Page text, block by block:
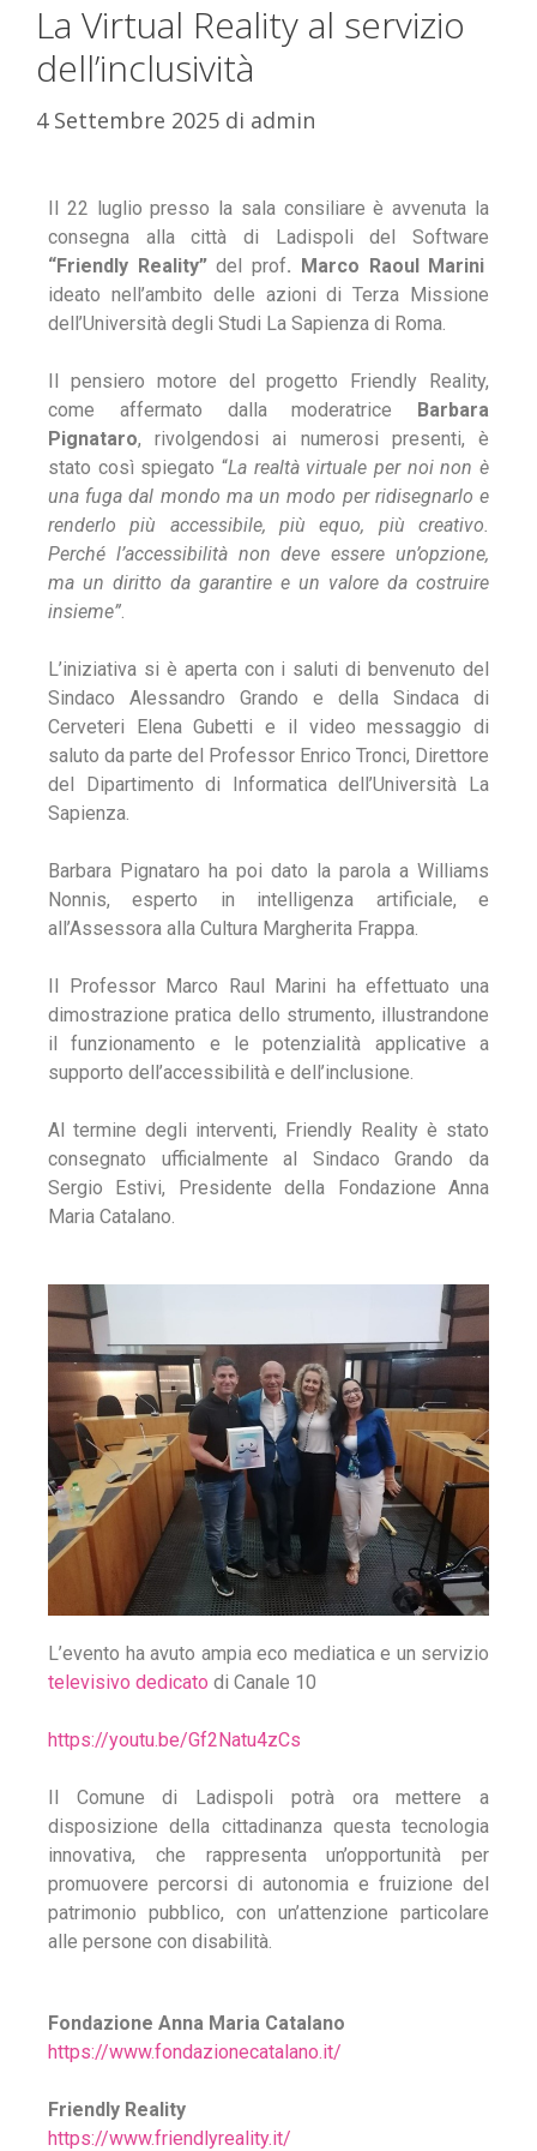
La Virtual Reality al servizio
dell’inclusività
4 Settembre 2025 di admin
Il 22 luglio presso la sala consiliare è avvenuta la
consegna alla città di Ladispoli del Software
“Friendly Reality”del prof. Marco Raoul Marini
ideato nell’ambito delle azioni di Terza Missione
dell’Università degli Studi La Sapienza di Roma.
Il pensiero motore del progetto Friendly Reality,
come affermato dalla moderatrice Barbara
Pignataro, rivolgendosi ai numerosi presenti, è
stato così spiegato “La realtà virtuale per noi non è
una fuga dal mondo ma un modo per ridisegnarlo e
renderlo più accessibile, più equo, più creativo.
Perché l’accessibilità non deve essere un’opzione,
ma un diritto da garantire e un valore da costruire
insieme”.
L’iniziativa si è aperta con i saluti di benvenuto del
Sindaco Alessandro Grando e della Sindaca di
Cerveteri Elena Gubetti e il video messaggio di
saluto da parte del Professor Enrico Tronci, Direttore
del Dipartimento di Informatica dell’Università La
Sapienza.
Barbara Pignataro ha poi dato la parola a Williams
Nonnis, esperto in intelligenza artificiale, e
all’Assessora alla Cultura Margherita Frappa.
Il Professor Marco Raul Marini ha effettuato una
dimostrazione pratica dello strumento, illustrandone
il funzionamento e le potenzialità applicative a
supporto dell’accessibilità e dell’inclusione.
Al termine degli interventi, Friendly Reality è stato
consegnato ufficialmente al Sindaco Grando da
Sergio Estivi, Presidente della Fondazione Anna
Maria Catalano.
L’evento ha avuto ampia eco mediatica e un servizio
televisivo dedicato di Canale 10
https://youtu.be/Gf2Natu4zCs
Il Comune di Ladispoli potrà ora mettere a
disposizione della cittadinanza questa tecnologia
innovativa, che rappresenta un’opportunità per
promuovere percorsi di autonomia e fruizione del
patrimonio pubblico, con un’attenzione particolare
alle persone con disabilità.
Fondazione Anna Maria Catalano
https://www.fondazionecatalano.it/
Friendly Reality
https://www.friendlyreality.it/